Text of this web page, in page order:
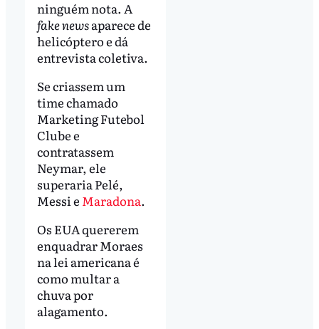
ninguém nota. A
fake newsaparece de
helicóptero e dá
entrevista coletiva.
Se criassem um
time chamado
Marketing Futebol
Clube e
contratassem
Neymar, ele
superaria Pelé,
Messi e Maradona.
Os EUA quererem
enquadrar Moraes
na lei americana é
como multar a
chuva por
alagamento.